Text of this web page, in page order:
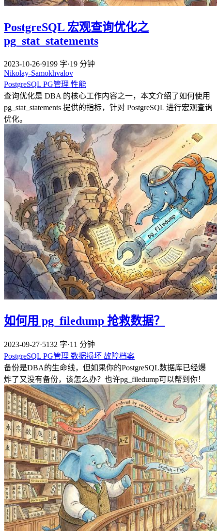
PostgreSQL 宏观查询优化之
pg_stat_statements
2023-10-26·9199 字·19 分钟
Nikolay-Samokhvalov
PostgreSQL PG管理 性能
查询优化是 DBA 的核心工作内容之一，本文介绍了如何使用
pg_stat_statements 提供的指标，针对 PostgreSQL 进行宏观查询
优化。
如何用 pg_filedump 抢救数据？
2023-09-27·5132 字·11 分钟
PostgreSQL PG管理 数据损坏 故障档案
备份是DBA的生命线，但如果你的PostgreSQL数据库已经爆
炸了又没有备份，该怎么办？也许pg_filedump可以帮到你！